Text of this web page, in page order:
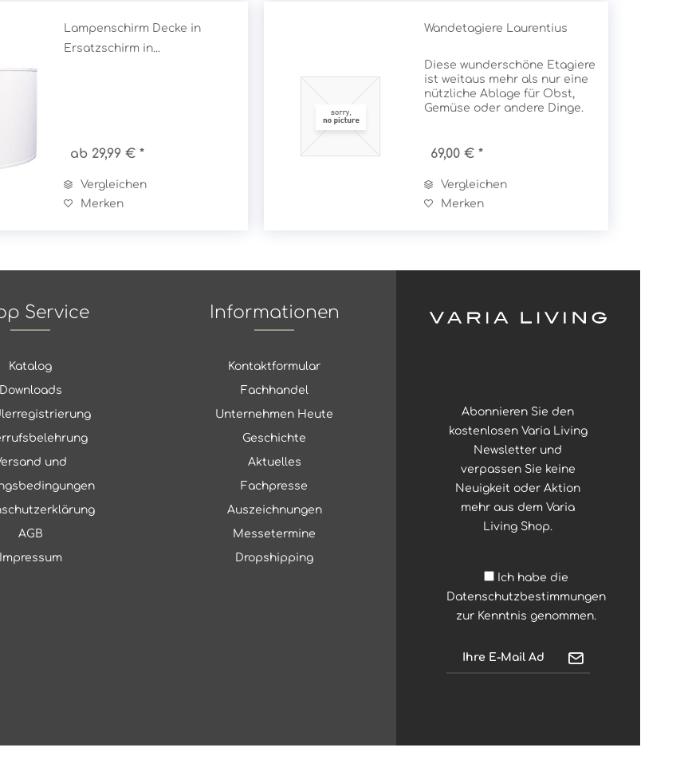
Lampenschirm Decke in
Ersatzschirm in...
ab 29,99 € *
Vergleichen
Merken
Wandetagiere Laurentius
Diese wunderschöne Etagiere
ist weitaus mehr als nur eine
nützliche Ablage für Obst,
Gemüse oder andere Dinge.
Design machen die
zu einem kleinen...
69,00 € *
Vergleichen
Merken
Service
Katalog
Downloads
und
AGB
Impressum
Informationen
Kontaktformular
Fachhandel
Unternehmen Heute
Geschichte
Aktuelles
Fachpresse
Auszeichnungen
Messetermine
Dropshipping
Abonnieren Sie den
kostenlosen Varia Living
Newsletter und
verpassen Sie keine
Neuigkeit oder Aktion
mehr aus dem Varia
Living Shop.
Ich habe die
Datenschutzbestimmungen
zur Kenntnis genommen.